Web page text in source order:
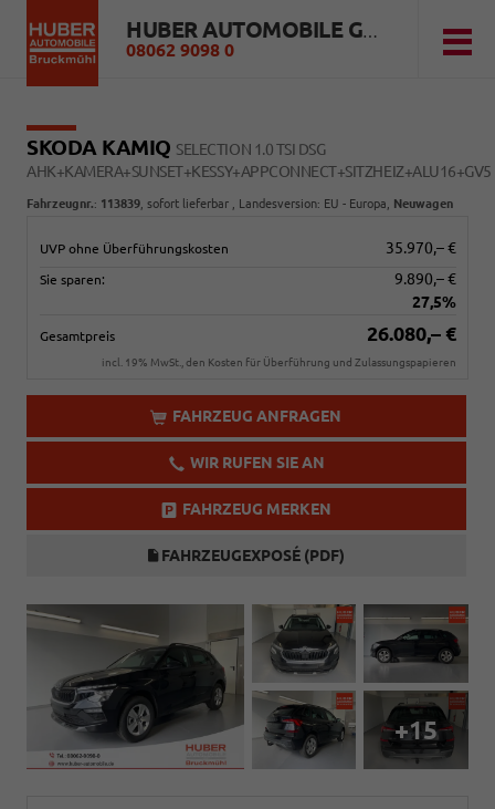
HUBER AUTOMOBILE GMBH
08062 9098 0
SKODA KAMIQ SELECTION 1.0 TSI DSG
AHK+KAMERA+SUNSET+KESSY+APPCONNECT+SITZHEIZ+ALU16+GV5
Fahrzeugnr.: 113839 sofort lieferbar , Landesversion: EU - Europa, Neuwagen
UVP ohne Überführungskosten 35.970,– €
Sie sparen:
9.890,– €
27,5%
Gesamtpreis 26.080,– €
incl. 19% MwSt., den Kosten für Überführung und Zulassungspapieren
FAHRZEUG ANFRAGEN
WIR RUFEN SIE AN
FAHRZEUG MERKEN
FAHRZEUGEXPOSÉ (PDF)
+15